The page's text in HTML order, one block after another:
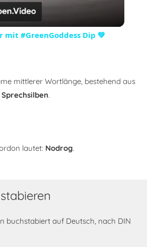
mit #GreenGoddess Dip 💚
mittlerer Wortlänge, bestehend aus
Sprechsilben.
lautet: Nodrog.
buchstabiert auf Deutsch, nach DIN